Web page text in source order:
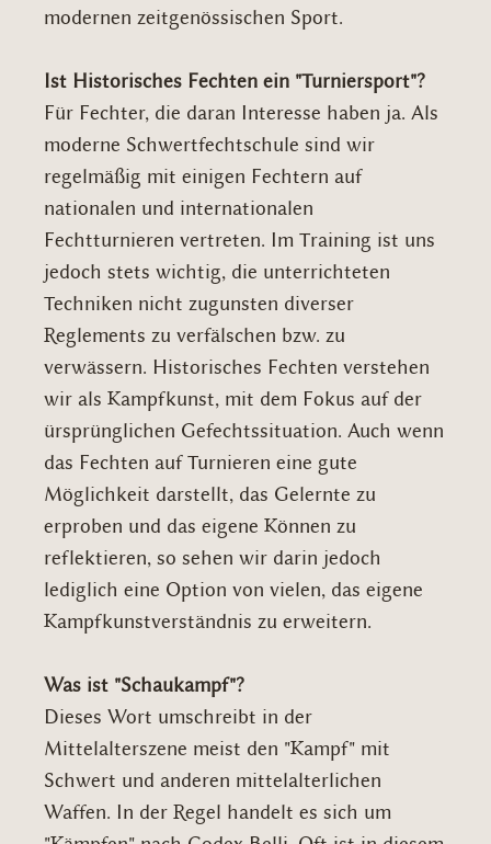
modernen zeitgenössischen Sport.
Ist Historisches Fechten ein "Turniersport"?
Für Fechter, die daran Interesse haben ja. Als
moderne Schwertfechtschule sind wir
regelmäßig mit einigen Fechtern auf
nationalen und internationalen
Fechtturnieren vertreten. Im Training ist uns
jedoch stets wichtig, die unterrichteten
Techniken nicht zugunsten diverser
Reglements zu verfälschen bzw. zu
verwässern. Historisches Fechten verstehen
wir als Kampfkunst, mit dem Fokus auf der
ürsprünglichen Gefechtssituation. Auch wenn
das Fechten auf Turnieren eine gute
Möglichkeit darstellt, das Gelernte zu
erproben und das eigene Können zu
reflektieren, so sehen wir darin jedoch
lediglich eine Option von vielen, das eigene
Kampfkunstverständnis zu erweitern.
Was ist "Schaukampf"?
Dieses Wort umschreibt in der
Mittelalterszene meist den "Kampf" mit
Schwert und anderen mittelalterlichen
Waffen. In der Regel handelt es sich um